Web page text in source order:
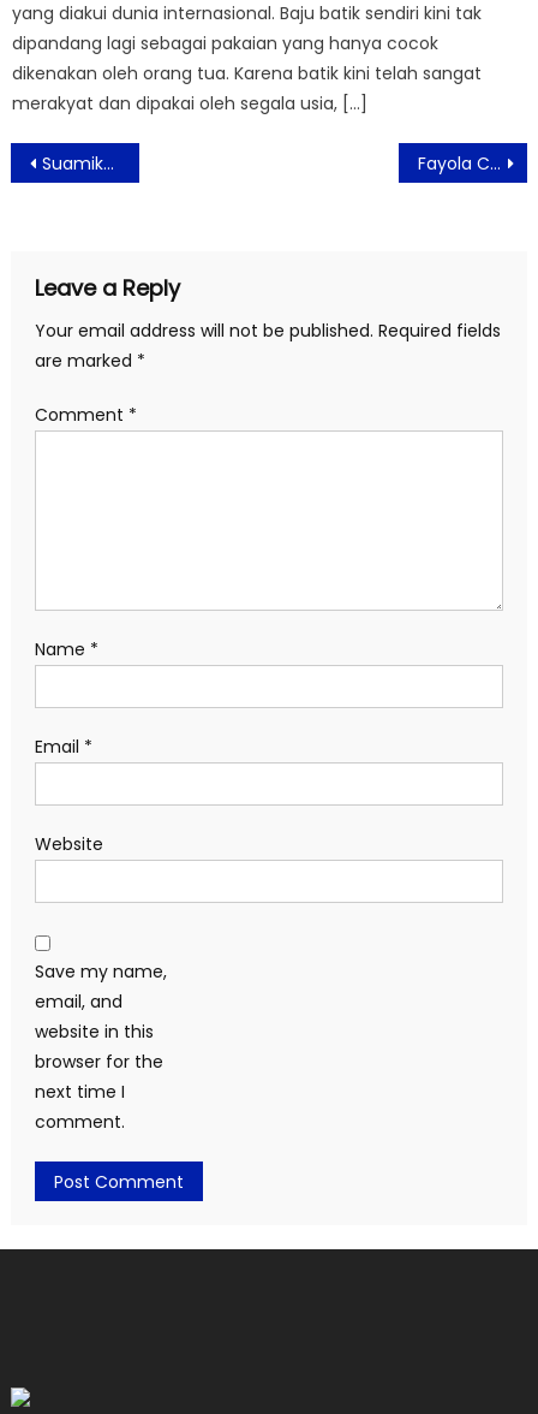
yang diakui dunia internasional. Baju batik sendiri kini tak
dipandang lagi sebagai pakaian yang hanya cocok
dikenakan oleh orang tua. Karena batik kini telah sangat
merakyat dan dipakai oleh segala usia, […]
Post
navigation
Suamiku Lukaku, Kisah Kekerasan Dalam Rumah Tangga Dibalik Citra Keluarga Harmonis Fayola Curi Perhatian Lewat Debut Film dan Penampilan Panggung Perdana
Leave a Reply
Your email address will not be published. Required fields
are marked *
Comment *
Name *
Email *
Website
Save my name,
email, and
website in this
browser for the
next time I
comment.